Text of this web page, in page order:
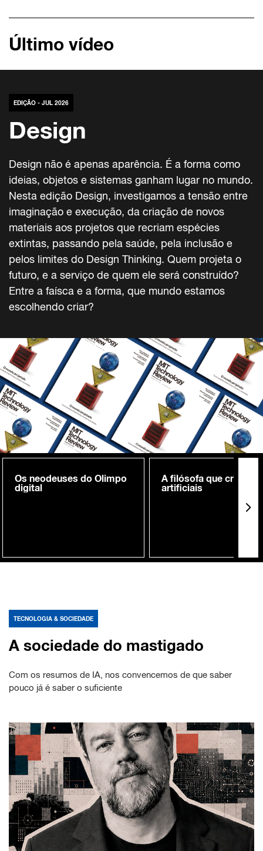
Último vídeo
EDIÇÃO - JUL 2026
Design
Design não é apenas aparência. É a forma como
ideias, objetos e sistemas ganham lugar no mundo.
Nesta edição Design, investigamos a tensão entre
imaginação e execução, da criação de novos
materiais aos projetos que recriam espécies
extintas, passando pela saúde, pela inclusão e
pelos limites do Design Thinking. Quem projeta o
futuro, e a serviço de quem ele será construído?
Entre a faísca e a forma, que mundo estamos
escolhendo criar?
Os neodeuses do Olimpo
digital
A filósofa que cria
artificiais
TECNOLOGIA & SOCIEDADE
A sociedade do mastigado
Com os resumos de IA, nos convencemos de que saber
pouco já é saber o suficiente